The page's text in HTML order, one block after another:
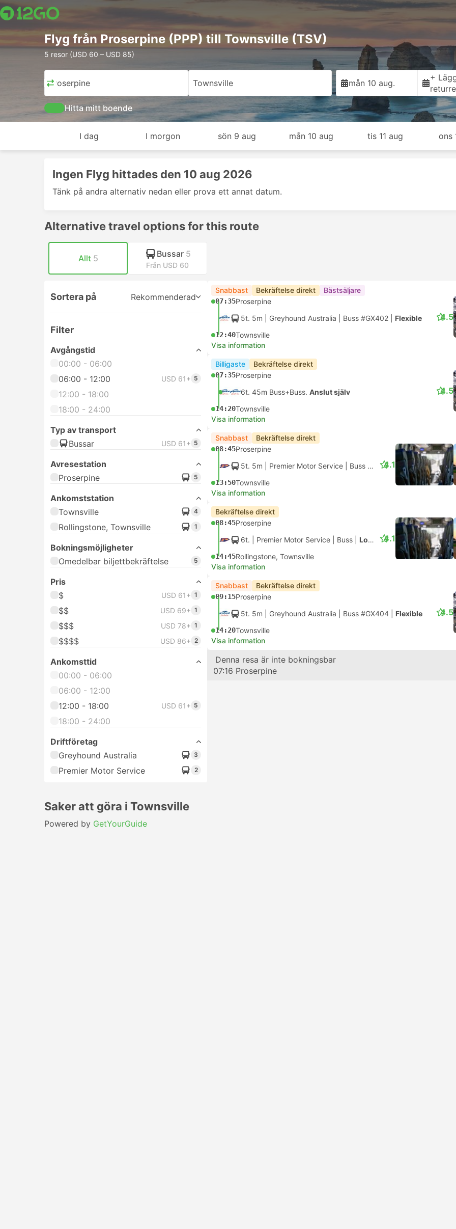
Flyg från Proserpine (PPP) till Townsville (TSV)
5 resor (USD 60 – USD 85)
Proserpine Townsville mån 10 aug.
+
Hitta mitt boende
I dag I morgon sön 9 aug mån 10 aug tis 11 aug ons
Ingen Flyg hittades den 10 aug 2026
Tänk på andra alternativ nedan eller prova ett annat datum.
Alternative travel options for this route
Allt 5 Bussar 5
Från USD 60
Sortera på Rekommenderad
Filter
Avgångstid
00:00 - 06:00
06:00 - 12:00
USD 61+ 5
12:00 - 18:00
18:00 - 24:00
Typ av transport
Bussar
USD 61+ 5
Avresestation
Proserpine
5
Ankomststation
Townsville
4
Rollingstone, Townsville 1
Bokningsmöjligheter
Omedelbar biljettbekräftelse
5
Pris
$
USD 61+ 1
$$ USD 69+ 1
$$$ USD 78+ 1
$$$$ USD 86+ 2
Ankomsttid
00:00 - 06:00
06:00 - 12:00
12:00 - 18:00
USD 61+ 5
18:00 - 24:00
Driftföretag
Greyhound Australia
3
Premier Motor Service 2
Snabbast Bekräftelse direkt Bästsäljare
07:35Proserpine
5t. 5m | Greyhound Australia Buss #GX402 Flexible
12:40Townsville
4.5
Visa information
Billigaste Bekräftelse direkt
07:35Proserpine
6t. 45m Buss+Buss. Anslut själv
14:20Townsville
4.5
Visa information
Snabbast Bekräftelse direkt
08:45Proserpine
5t. 5m | Premier Motor Service Buss Lokal
13:50Townsville
4.1
Visa information
Bekräftelse direkt
08:45Proserpine
6t. | Premier Motor Service Buss Lokal
14:45Rollingstone, Townsville
4.1
Visa information
Snabbast Bekräftelse direkt
09:15Proserpine
5t. 5m | Greyhound Australia Buss #GX404 Flexible
14:20Townsville
4.5
Visa information
Tåg med Queensland Rail
07:16 Proserpine
Denna resa är inte bokningsbar
Saker att göra i Townsville
Powered by GetYourGuide